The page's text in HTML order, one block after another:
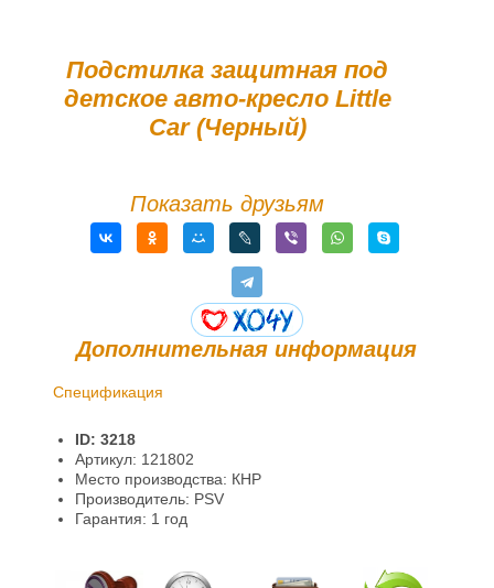
Подстилка защитная под
детское авто-кресло Little
Car (Черный)
Показать друзьям
Дополнительная информация
Спецификация
Гарантии и возврат
ID: 3218
Артикул: 121802
Место производства: КНР
Производитель: PSV
Гарантия: 1 год